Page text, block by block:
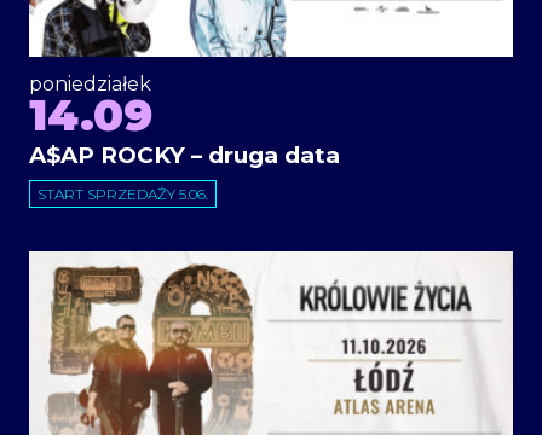
poniedziałek
14.09
A$AP ROCKY – druga data
START SPRZEDAŻY 5.06.